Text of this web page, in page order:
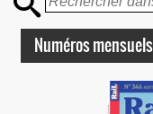
Numéros mensuels